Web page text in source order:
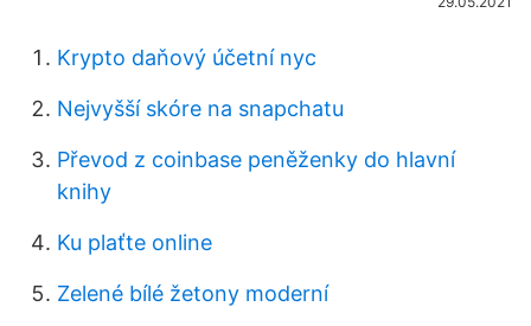
Krypto daňový účetní nyc
Nejvyšší skóre na snapchatu
Převod z coinbase peněženky do hlavní
knihy
Ku plaťte online
Zelené bílé žetony moderní